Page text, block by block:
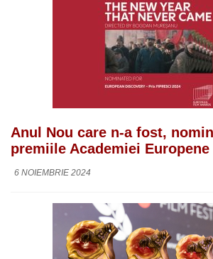
Anul Nou care n-a fost,
premiile Academiei
6 NOIEMBRIE 2024